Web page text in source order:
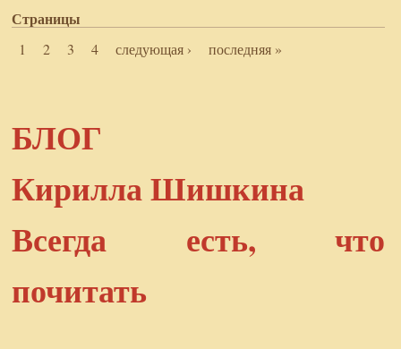
Страницы
1 2 3 4 следующая › последняя »
БЛОГ
Кирилла Шишкина
Всегда есть, что
почитать